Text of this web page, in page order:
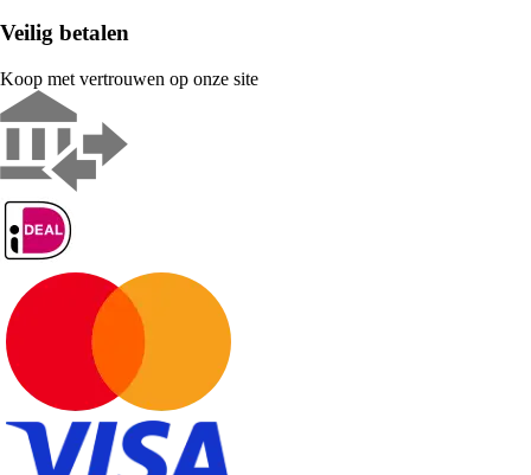
Veilig betalen
Koop met vertrouwen op onze site